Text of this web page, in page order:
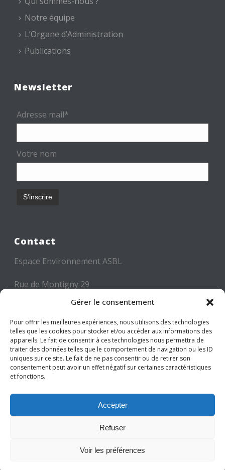
Gérer le consentement
Pour offrir les meilleures expériences, nous utilisons des technologies
telles que les cookies pour stocker et/ou accéder aux informations des
appareils. Le fait de consentir à ces technologies nous permettra de
traiter des données telles que le comportement de navigation ou les ID
uniques sur ce site. Le fait de ne pas consentir ou de retirer son
consentement peut avoir un effet négatif sur certaines caractéristiques
et fonctions.
Accepter
Refuser
Voir les préférences
Notre équipe
L’Organe d’Administration
Publications
Newsletter
Adresse mail*
Votre nom
Contact
Espace Environnement ASBL
Rue de Montigny 29
6000 CHARLEROI
Tél: +32 71 300 300
Mail: info@espace-environnement.be
TVA BE 0416.116.340